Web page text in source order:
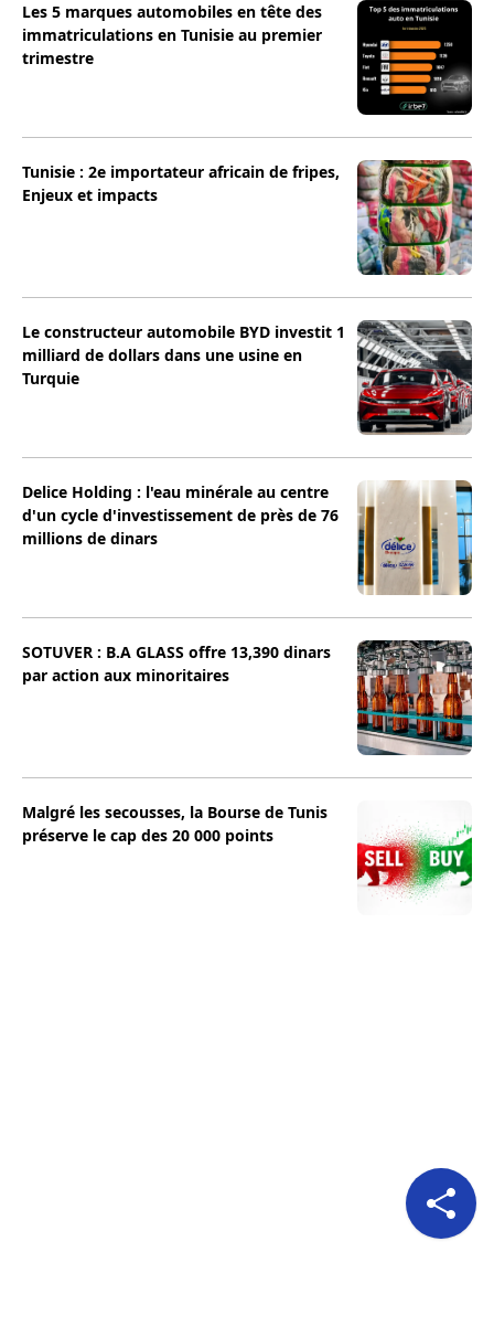
Les 5 marques automobiles en tête des
immatriculations en Tunisie au premier
trimestre
Tunisie : 2e importateur africain de fripes,
Enjeux et impacts
Le constructeur automobile BYD investit 1
milliard de dollars dans une usine en
Turquie
Delice Holding : l'eau minérale au centre
d'un cycle d'investissement de près de 76
millions de dinars
SOTUVER : B.A GLASS offre 13,390 dinars
par action aux minoritaires
Malgré les secousses, la Bourse de Tunis
préserve le cap des 20 000 points